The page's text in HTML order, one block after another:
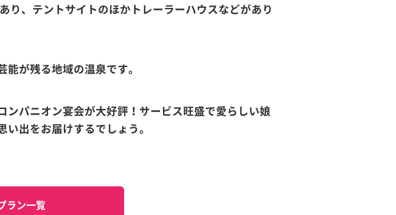
り、テントサイトのほかトレーラーハウスなどがあり
が残る地域の温泉です。
パニオン宴会が大好評！サービス旺盛で愛らしい娘
出をお届けするでしょう。
ラン一覧